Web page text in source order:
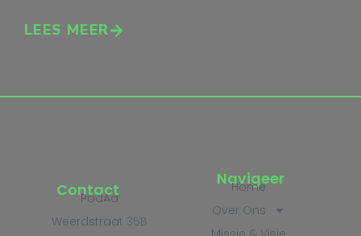
LEES MEER
Navigeer
Home
Over Ons
Contact
PodAa
Weerdstraat 35B